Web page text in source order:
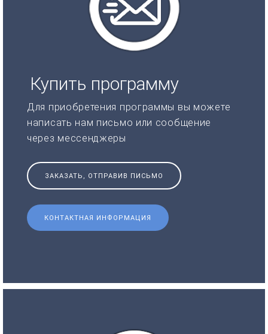
Купить программу
Для приобретения программы вы можете
написать нам письмо или сообщение
через мессенджеры
ЗАКАЗАТЬ, ОТПРАВИВ ПИСЬМО
КОНТАКТНАЯ ИНФОРМАЦИЯ